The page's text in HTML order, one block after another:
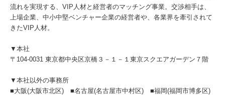
流れを実現する、VIP人材と経営者のマッチング事業。交渉相手は、
上場企業、中小中堅ベンチャー企業の経営者や、各業界を牽引されて
きたVIP人材。
▼本社
〒104-0031 東京都中央区京橋３－１－１東京スクエアガーデン７階
▼本社以外の事務所
■大阪(大阪市北区) ■名古屋(名古屋市中村区) ■福岡(福岡市博多区)